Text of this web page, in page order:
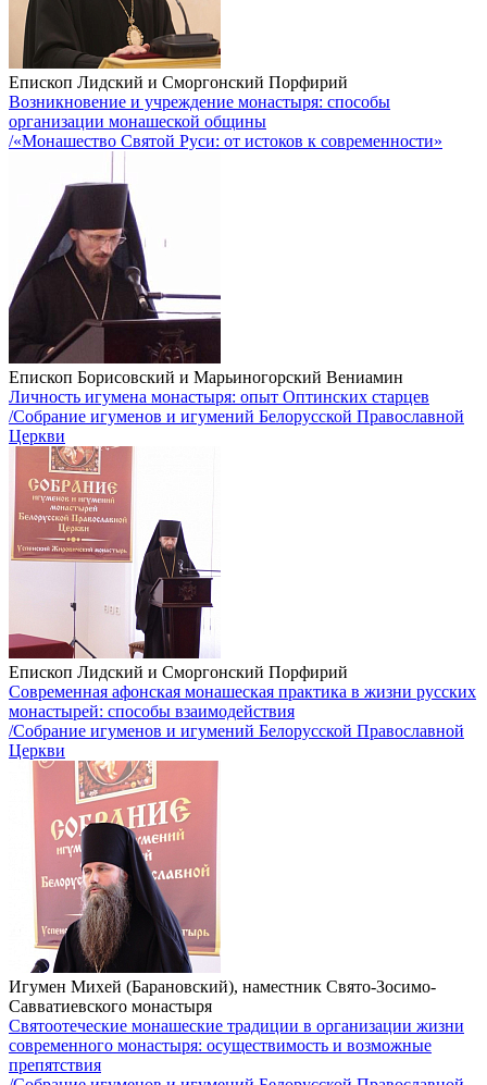
Епископ Лидский и Сморгонский Порфирий
Возникновение и учреждение монастыря: способы
организации монашеской общины
/«Монашество Святой Руси: от истоков к современности»
Епископ Борисовский и Марьиногорский Вениамин
Личность игумена монастыря: опыт Оптинских старцев
/Собрание игуменов и игумений Белорусской Православной
Церкви
Епископ Лидский и Сморгонский Порфирий
Современная афонская монашеская практика в жизни русских
монастырей: способы взаимодействия
/Собрание игуменов и игумений Белорусской Православной
Церкви
Игумен Михей (Барановский), наместник Свято-Зосимо-
Савватиевского монастыря
Святоотеческие монашеские традиции в организации жизни
современного монастыря: осуществимость и возможные
препятствия